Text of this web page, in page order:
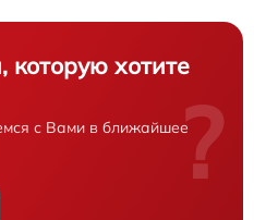
которую хотите
с Вами в ближайшее?